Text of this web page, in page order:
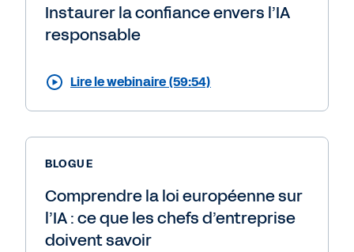
Instaurer la confiance envers l’IA
responsable
Lire le webinaire (59:54)
BLOGUE
Comprendre la loi européenne sur
l’IA : ce que les chefs d’entreprise
doivent savoir